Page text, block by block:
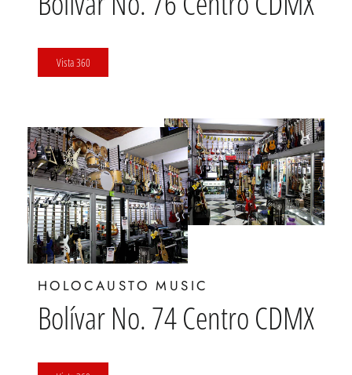
Vista 360
HOLOCAUSTO MUSIC
Bolívar No. 74 Centro CDMX